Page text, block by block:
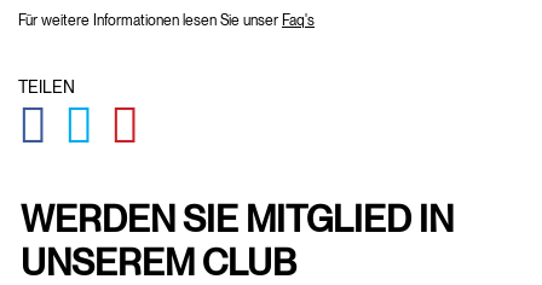
Für weitere Informationen lesen Sie unser Faq's
TEILEN
GLOBAL.SOCIALSHARE.FACEBOOK
GLOBAL.SOCIALSHARE.TWITTER
WERDEN SIE MITGLIED IN
UNSEREM CLUB